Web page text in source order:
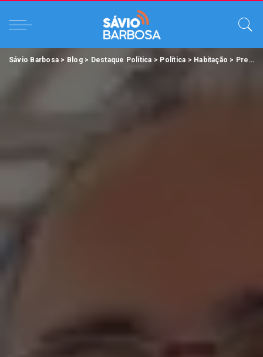
Sávio Barbosa > Blog> Destaque Política > Política > Habitação > Prefeito Edmilson entrega 960 moradias para famílias de Belém.